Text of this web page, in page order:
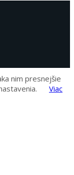
nim presnejšie
Viac